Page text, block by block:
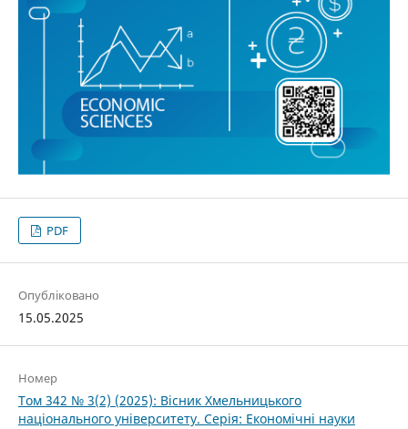
PDF
Опубліковано
15.05.2025
Номер
Том 342 № 3(2) (2025): Вісник Хмельницького
національного університету. Серія: Економічні науки